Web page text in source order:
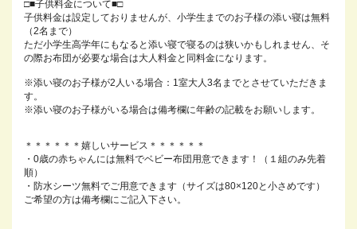
□■子供料金について■□
子供料金は設定しておりませんが、小学生までのお子様の添い寝は無料
（2名まで）
ただ小学生高学年にもなると添い寝で寝るのは狭いかもしれません、そ
の際お布団が必要な場合は大人料金と同料金になります。
※添い寝のお子様が2人いる場合：1室大人3名までとさせていただきま
す。
※添い寝のお子様がいる場合は備考欄に年齢の記載をお願いします。
＊＊＊＊＊＊嬉しいサービス＊＊＊＊＊＊
・0歳の赤ちゃんには無料でベビー布団用意できます！（１組のみ先着
順）
・防水シーツ無料でご用意できます（サイズは80×120と小さめです）
ご希望の方は備考欄にご記入下さい。